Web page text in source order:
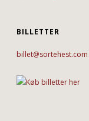
BILLETTER
billet@sortehest.com